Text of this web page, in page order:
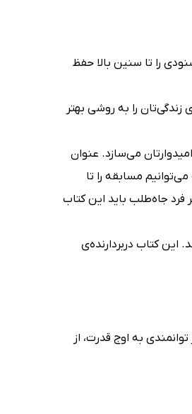
را تا سنین بالا حفظ
را به روشی بهتر
می‌سازد. عنوان
مسابقه را تا
جاه‌طلب باید این کتاب
این کتاب دربردارنده‌ی
به اوج قدرت، از